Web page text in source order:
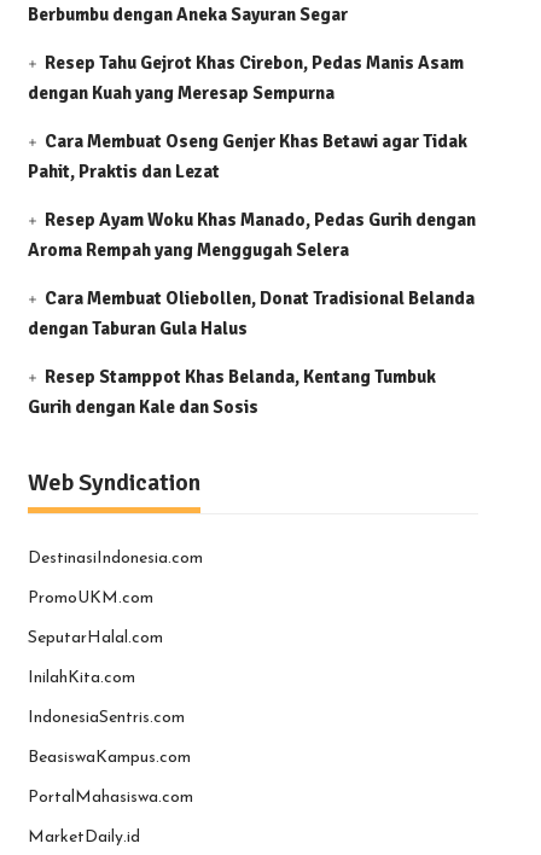
Berbumbu dengan Aneka Sayuran Segar
Resep Tahu Gejrot Khas Cirebon, Pedas Manis Asam
dengan Kuah yang Meresap Sempurna
Cara Membuat Oseng Genjer Khas Betawi agar Tidak
Pahit, Praktis dan Lezat
Resep Ayam Woku Khas Manado, Pedas Gurih dengan
Aroma Rempah yang Menggugah Selera
Cara Membuat Oliebollen, Donat Tradisional Belanda
dengan Taburan Gula Halus
Resep Stamppot Khas Belanda, Kentang Tumbuk
Gurih dengan Kale dan Sosis
Web Syndication
DestinasiIndonesia.com
PromoUKM.com
SeputarHalal.com
InilahKita.com
IndonesiaSentris.com
BeasiswaKampus.com
PortalMahasiswa.com
MarketDaily.id